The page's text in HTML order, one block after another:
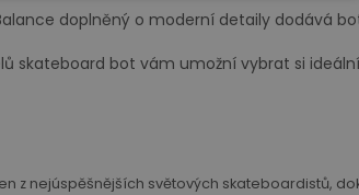
doplněný o moderní detaily dodává
skateboard bot vám umožní vybrat si
z nejúspěšnějších světových skateboardistů,